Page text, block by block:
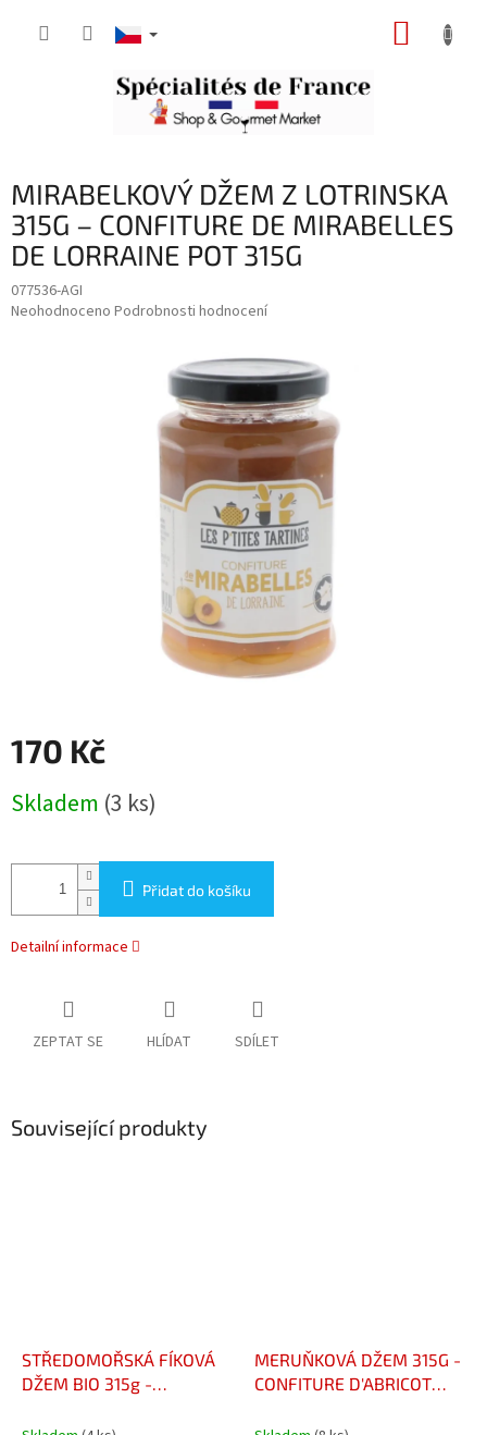
MIRABELKOVÝ DŽEM Z LOTRINSKA
315G – CONFITURE DE MIRABELLES
DE LORRAINE POT 315G
077536-AGI
Průměrné
Neohodnoceno Podrobnosti hodnocení
170 Kč
cena:
Skladem (3 ks)
Přidat do košíku
Detailní informace
ZEPTAT SE HLÍDAT SDÍLET
Související produkty
STŘEDOMOŘSKÁ FÍKOVÁ
DŽEM BIO 315g -
MÉDITERRANÉE 315G
MERUŇKOVÁ DŽEM 315G -
CONFITURE D'ABRICOT